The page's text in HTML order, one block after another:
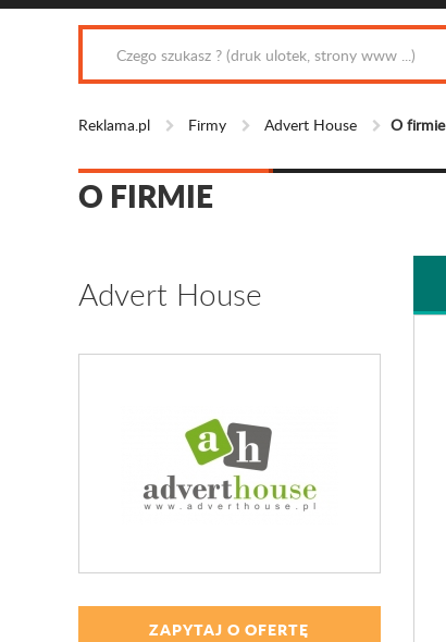
Reklama.pl Firmy Advert House O firmie
O FIRMIE
Advert House
ZAPYTAJ O OFERTĘ